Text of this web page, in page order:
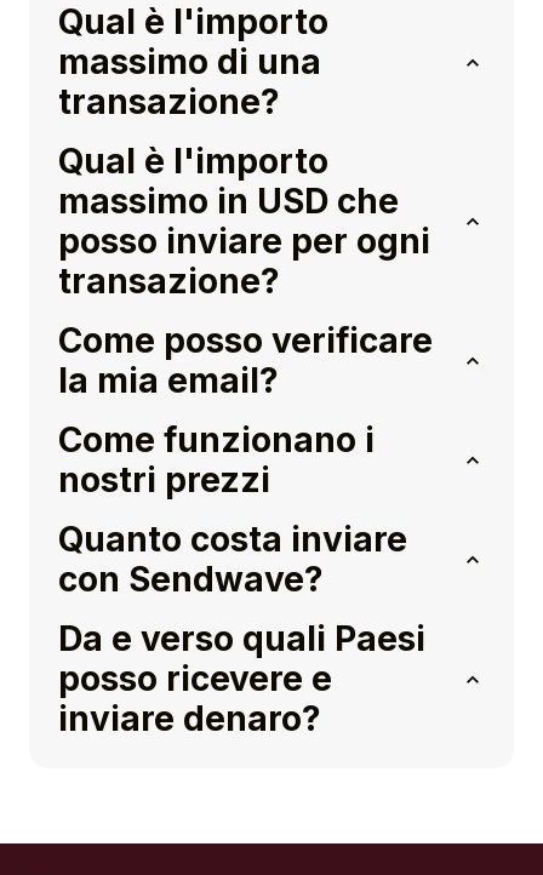
Qual è l'importo
massimo di una
transazione?
Qual è l'importo
massimo in USD che
posso inviare per ogni
transazione?
Come posso verificare
la mia email?
Come funzionano i
nostri prezzi
Quanto costa inviare
con Sendwave?
Da e verso quali Paesi
posso ricevere e
inviare denaro?